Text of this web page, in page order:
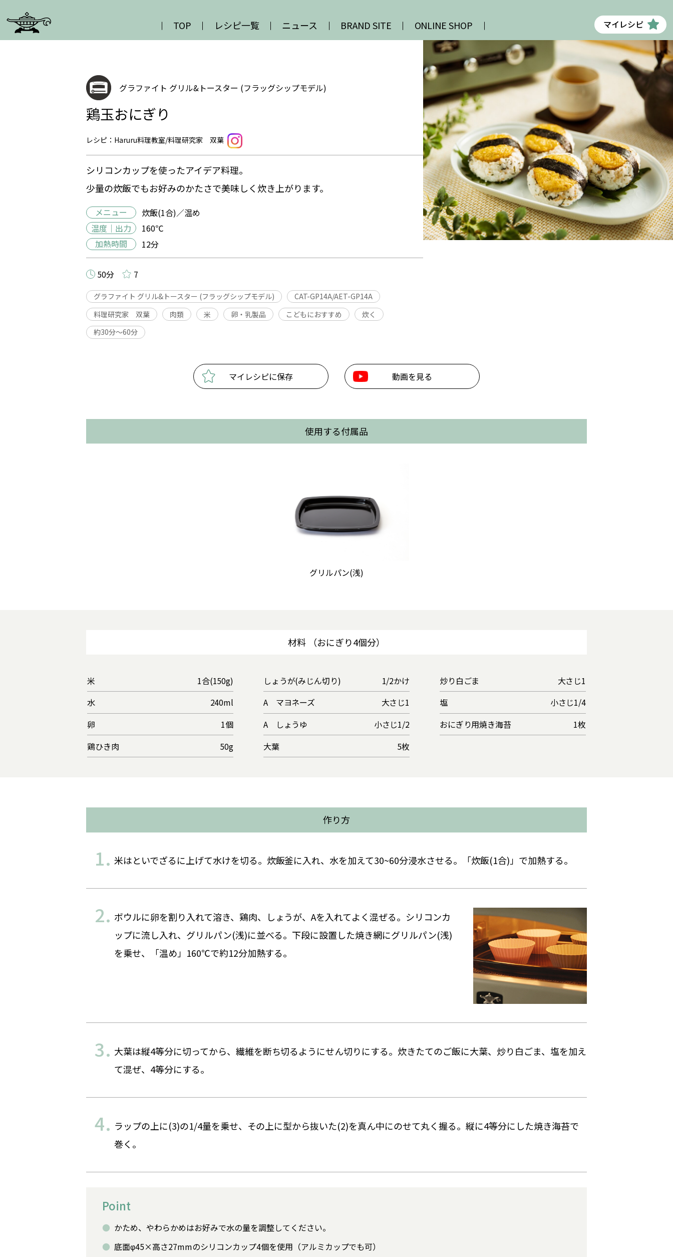
TOP レシピ一覧 ニュース BRAND SITE ONLINE SHOP マイレシピ
グラファイト グリル&トースター (フラッグシップモデル)
鶏玉おにぎり
レシピ：Haruru料理教室/料理研究家 双葉
シリコンカップを使ったアイデア料理。
少量の炊飯でもお好みのかたさで美味しく炊き上がります。
メニュー
炊飯(1合)／温め
温度｜出力
160℃
加熱時間
12分
50分 7
グラファイト グリル&トースター (フラッグシップモデル)
CAT-GP14A/AET-GP14A
料理研究家 双葉
肉類 米 卵・乳製品 こどもにおすすめ
炊く
約30分〜60分
マイレシピに保存 動画を見る
使用する付属品
グリルパン(浅)
材料 （おにぎり4個分）
米
1合(150g)
水
240ml
卵
1個
鶏ひき肉
50g
しょうが(みじん切り)
1/2かけ
A マヨネーズ
大さじ1
A しょうゆ
小さじ1/2
大葉
5枚
炒り白ごま
大さじ1
塩
小さじ1/4
おにぎり用焼き海苔
1枚
作り方
米はといでざるに上げて水けを切る。炊飯釜に入れ、水を加えて30~60分浸水させる。「炊飯(1合)」で加熱する。
ボウルに卵を割り入れて溶き、鶏肉、しょうが、Aを入れてよく混ぜる。シリコンカ
ップに流し入れ、グリルパン(浅)に並べる。下段に設置した焼き網にグリルパン(浅)
を乗せ、「温め」160℃で約12分加熱する。
大葉は縦4等分に切ってから、繊維を断ち切るようにせん切りにする。炊きたてのご飯に大葉、炒り白ごま、塩を加え
て混ぜ、4等分にする。
ラップの上に(3)の1/4量を乗せ、その上に型から抜いた(2)を真ん中にのせて丸く握る。縦に4等分にした焼き海苔で
巻く。
Point
かため、やわらかめはお好みで水の量を調整してください。
底面φ45×高さ27mmのシリコンカップ4個を使用（アルミカップでも可）